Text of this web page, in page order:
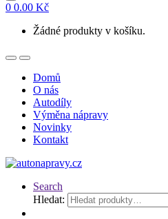
0 0.00 Kč
Žádné produkty v košíku.
Domů
O nás
Autodíly
Výměna nápravy
Novinky
Kontakt
Search
Hledat: